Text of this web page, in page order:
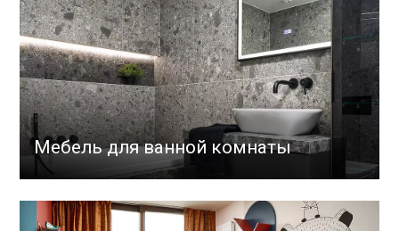
Мебель для ванной комнаты